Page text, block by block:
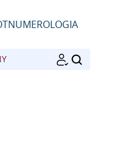
NUMEROLOGIA